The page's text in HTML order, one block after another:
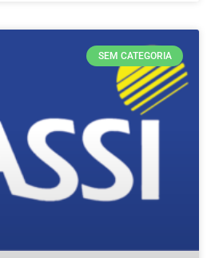
SEM CATEGORIA